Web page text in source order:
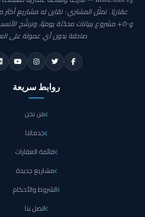
ليكون لسكان ليك فيو ريزيدنس القاهرة الجديدة مكان
والاستجمام، أكثر من مجرد مكان عادي للسكن.
جميع وحدات ليك فيو ريزيدنس التجمع الخامس مصممة
الصناعية والمناظر الطبيعية الخلابة، وقد تم استخدام
للاستمتاع بإطلالة جميلة في قلب القاهرة الجديدة.
ولم تقتصر العبقرية على التصميم الخارجي فحسب بل يقدم
الشقق السكنية للبيع بمساحات واسعة وتوزيع داخلي يناسب
العملاء المختلفة، وتتنوع الوحدات بين الشقق الفاخرة في
بحديقة خاصة، والدوبلكس في كمبوند ليك فيو القاهرة
البنتهاوس حيث الأدوار العليا المرفقة بتراسات واسعة
ليك فيو الحاذق القاهرة الجديدة، وقد تم تشييده لتلبية
الخدمات اللازمة لهم. أولت الشركة المطورة المول اهتمامًا
من الموقع الاستراتيجي على محور بن زايد الذي يبعد عن
يتكون المول من طابق أرضي ودورين متكررين مقسمين إلى
و٥٠٠+ مشروع ببيانات محدّثة يوميًا، ونرشّح
صادقة بدون أي عمولة على
روابط سريعة
من نحن
خدماتنا
قائمة العقارات
مشاريع جديدة
الشروط والأحكام
اتصل بنا